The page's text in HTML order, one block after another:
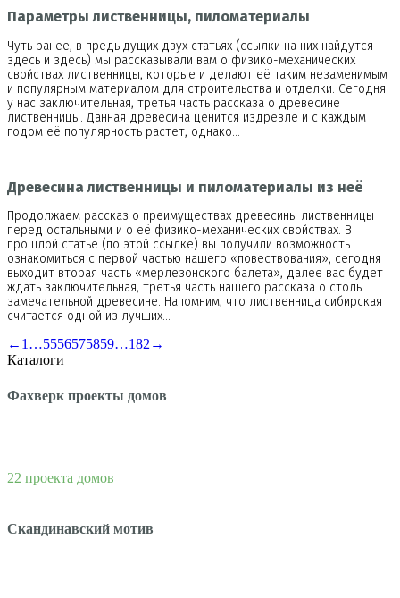
Параметры лиственницы, пиломатериалы
Чуть ранее, в предыдущих двух статьях (ссылки на них найдутся
здесь и здесь) мы рассказывали вам о физико-механических
свойствах лиственницы, которые и делают её таким незаменимым
и популярным материалом для строительства и отделки. Сегодня
у нас заключительная, третья часть рассказа о древесине
лиственницы. Данная древесина ценится издревле и с каждым
годом её популярность растет, однако…
Древесина лиственницы и пиломатериалы из неё
Продолжаем рассказ о преимуществах древесины лиственницы
перед остальными и о её физико-механических свойствах. В
прошлой статье (по этой ссылке) вы получили возможность
ознакомиться с первой частью нашего «повествования», сегодня
выходит вторая часть «мерлезонского балета», далее вас будет
ждать заключительная, третья часть нашего рассказа о столь
замечательной древесине. Напомним, что лиственница сибирская
считается одной из лучших…
← 1 …5556575859…182 →
Каталоги
Фахверк проекты домов
22 проекта домов
Скандинавский мотив